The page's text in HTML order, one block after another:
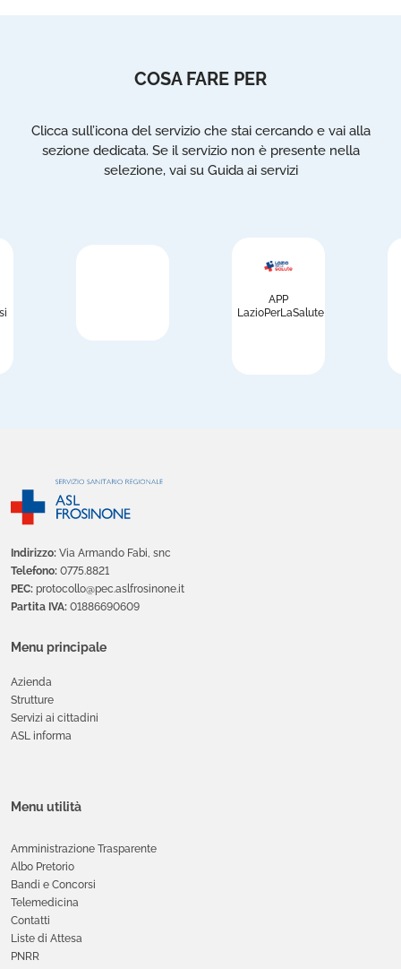
COSA FARE PER
Clicca sull’icona del servizio che stai cercando e vai alla
sezione dedicata. Se il servizio non è presente nella
selezione, vai su Guida ai servizi
APP
LazioPerLaSalute
Indirizzo: Via Armando Fabi, snc
Telefono: 0775.8821
PEC: protocollo@pec.aslfrosinone.it
Partita IVA: 01886690609
Menu principale
Azienda
Strutture
Servizi ai cittadini
ASL informa
Menu utilità
Amministrazione Trasparente
Albo Pretorio
Bandi e Concorsi
Telemedicina
Contatti
Liste di Attesa
PNRR